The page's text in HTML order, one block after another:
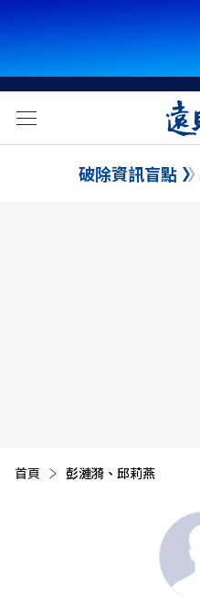
破除資訊盲點
首頁 目前頁面：
彭漣漪、邱莉燕